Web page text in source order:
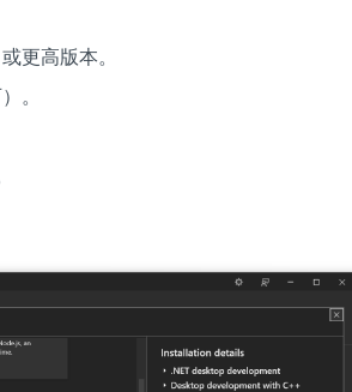
更高版本。
。